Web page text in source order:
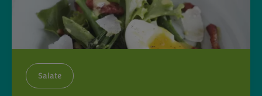
Salate